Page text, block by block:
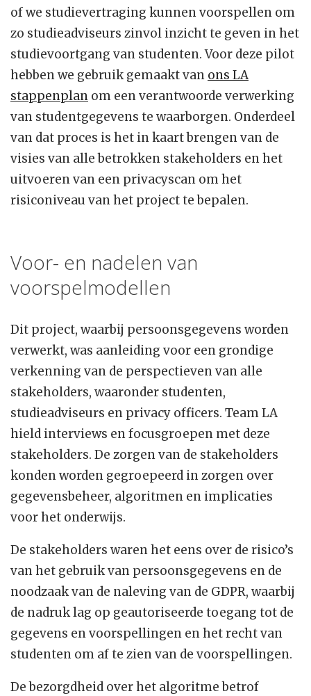
of we studievertraging kunnen voorspellen om
zo studieadviseurs zinvol inzicht te geven in het
studievoortgang van studenten. Voor deze pilot
hebben we gebruik gemaakt van ons LA
stappenplan om een verantwoorde verwerking
van studentgegevens te waarborgen. Onderdeel
van dat proces is het in kaart brengen van de
visies van alle betrokken stakeholders en het
uitvoeren van een privacyscan om het
risiconiveau van het project te bepalen.
Voor- en nadelen van
voorspelmodellen
Dit project, waarbij persoonsgegevens worden
verwerkt, was aanleiding voor een grondige
verkenning van de perspectieven van alle
stakeholders, waaronder studenten,
studieadviseurs en privacy officers. Team LA
hield interviews en focusgroepen met deze
stakeholders. De zorgen van de stakeholders
konden worden gegroepeerd in zorgen over
gegevensbeheer, algoritmen en implicaties
voor het onderwijs.
De stakeholders waren het eens over de risico’s
van het gebruik van persoonsgegevens en de
noodzaak van de naleving van de GDPR, waarbij
de nadruk lag op geautoriseerde toegang tot de
gegevens en voorspellingen en het recht van
studenten om af te zien van de voorspellingen.
De bezorgdheid over het algoritme betrof